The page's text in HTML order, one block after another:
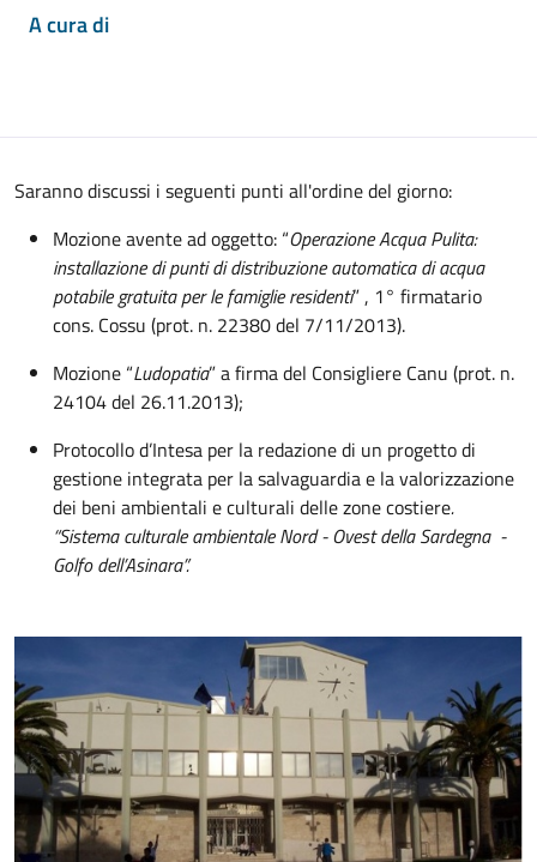
A cura di
Saranno discussi i seguenti punti all'ordine del giorno:
Mozione avente ad oggetto: “Operazione Acqua Pulita:
installazione di punti di distribuzione automatica di acqua
potabile gratuita per le famiglie residenti” , 1° firmatario
cons. Cossu (prot. n. 22380 del 7/11/2013).
Mozione “Ludopatia” a firma del Consigliere Canu (prot. n.
24104 del 26.11.2013);
Protocollo d’Intesa per la redazione di un progetto di
gestione integrata per la salvaguardia e la valorizzazione
dei beni ambientali e culturali delle zone costiere.
“Sistema culturale ambientale Nord - Ovest della Sardegna -
Golfo dell’Asinara”.